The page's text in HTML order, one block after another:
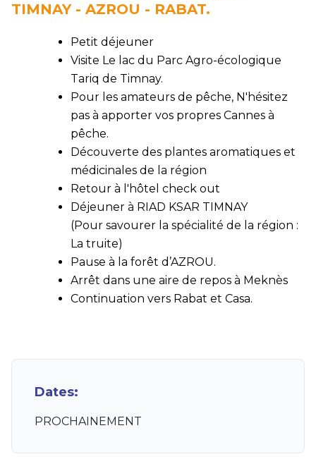
TIMNAY - AZROU - RABAT.
Petit déjeuner
Visite Le lac du Parc Agro-écologique
Tariq de Timnay.
Pour les amateurs de pêche, N'hésitez
pas à apporter vos propres Cannes à
pêche.
Découverte des plantes aromatiques et
médicinales de la région
Retour à l'hôtel check out
Déjeuner à RIAD KSAR TIMNAY
(Pour savourer la spécialité de la région :
La truite)
Pause à la forêt d’AZROU.
Arrêt dans une aire de repos à Meknès
Continuation vers Rabat et Casa.
Dates:
PROCHAINEMENT